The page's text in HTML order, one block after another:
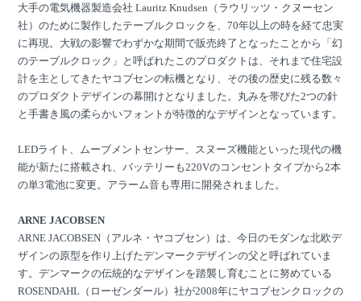
大手の電気機器製造会社 Lauritz Knudsen（ラウリッツ・クヌーセン
社）のために製作したテーブルクロックを、70年以上の時を経て忠実
に再現。大戦の影響でわずかな期間で販売終了となったことから「幻
のテーブルクロック」と呼ばれたこのプロダクトは、それまで住宅設
計を主としてきたヤコブセンの転機となり、その後の歴史に残る数々
のプロダクトデザインの幕開けとなりました。丸みを帯びた2つの針
と手書き風の柔らかいフォントが特徴的なデザインとなっています。
LEDライト、ムーブメントセンサー、スヌーズ機能といった現代の機
能が新たに搭載され、バッテリーも220Vのコンセントタイプから2本
の単3電池に変更。アラーム音も専用に開発されました。
ARNE JACOBSEN
ARNE JACOBSEN（アルネ・ヤコブセン）は、今日のモダンな北欧デ
ザインの原型を作り上げたデンマークデザインの父と呼ばれていま
す。デンマークの伝統的なデザインを踏襲し育むことに努めている
ROSENDAHL（ローゼンダール）社が2008年にヤコブセンクロックの